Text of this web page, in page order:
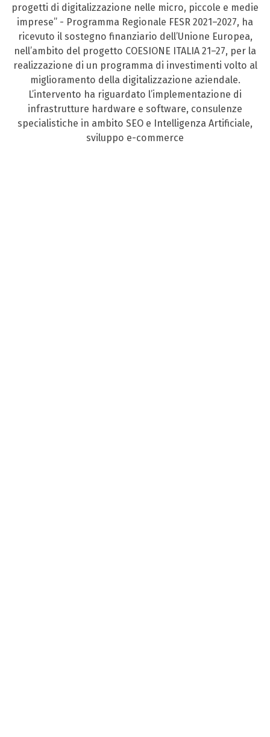
progetti di digitalizzazione nelle micro, piccole e medie
imprese” - Programma Regionale FESR 2021–2027, ha
ricevuto il sostegno finanziario dell’Unione Europea,
nell’ambito del progetto COESIONE ITALIA 21–27, per la
realizzazione di un programma di investimenti volto al
miglioramento della digitalizzazione aziendale.
L’intervento ha riguardato l’implementazione di
infrastrutture hardware e software, consulenze
specialistiche in ambito SEO e Intelligenza Artificiale,
sviluppo e-commerce